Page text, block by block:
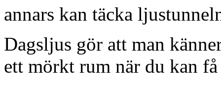
annars kan täcka
Dagsljus gör att man
ett mörkt rum när du kan